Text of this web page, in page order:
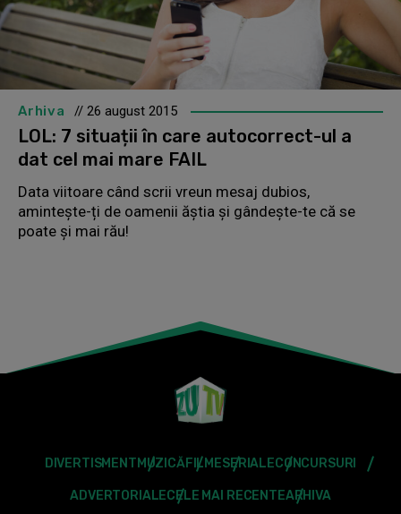
Arhiva // 26 august 2015
LOL: 7 situații în care autocorrect-ul a
dat cel mai mare FAIL
Data viitoare când scrii vreun mesaj dubios,
amintește-ți de oamenii ăștia și gândește-te că se
poate și mai rău!
DIVERTISMENT MUZICĂFILMESERIALECONCURSURI
ADVERTORIALECELE MAI RECENTEARHIVA